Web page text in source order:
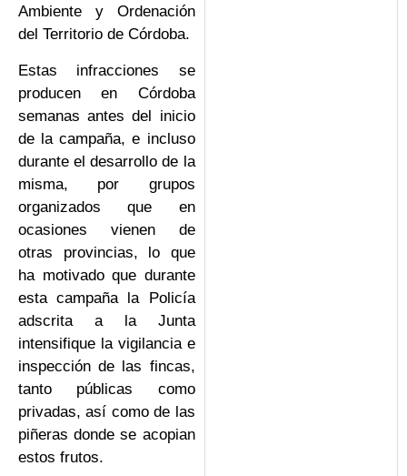
Ambiente y Ordenación
del Territorio de Córdoba.
Estas infracciones se
producen en Córdoba
semanas antes del inicio
de la campaña, e incluso
durante el desarrollo de la
misma, por grupos
organizados que en
ocasiones vienen de
otras provincias, lo que
ha motivado que durante
esta campaña la Policía
adscrita a la Junta
intensifique la vigilancia e
inspección de las fincas,
tanto públicas como
privadas, así como de las
piñeras donde se acopian
estos frutos.